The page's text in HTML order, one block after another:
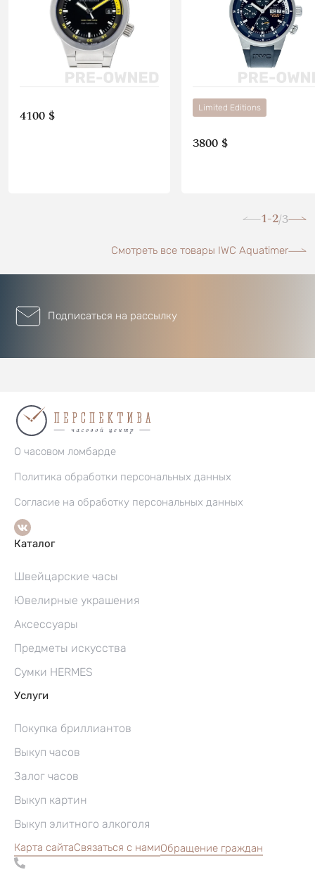
4100 $ Limited Editions
3800 $
1-2/3
Смотреть все товары IWC Aquatimer
Подписаться на рассылку
О часовом ломбарде
Политика обработки персональных данных
Согласие на обработку персональных данных
Каталог
Швейцарские часы
Ювелирные украшения
Аксессуары
Предметы искусства
Сумки HERMES
Услуги
Покупка бриллиантов
Выкуп часов
Залог часов
Выкуп картин
Выкуп элитного алкоголя
Карта сайтаСвязаться с намиОбращение граждан